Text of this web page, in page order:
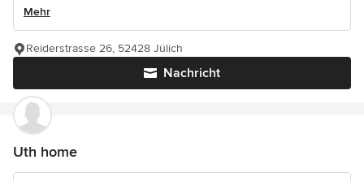
Mehr
Nachricht
Reiderstrasse 26, 52428 Jülich
Uth home